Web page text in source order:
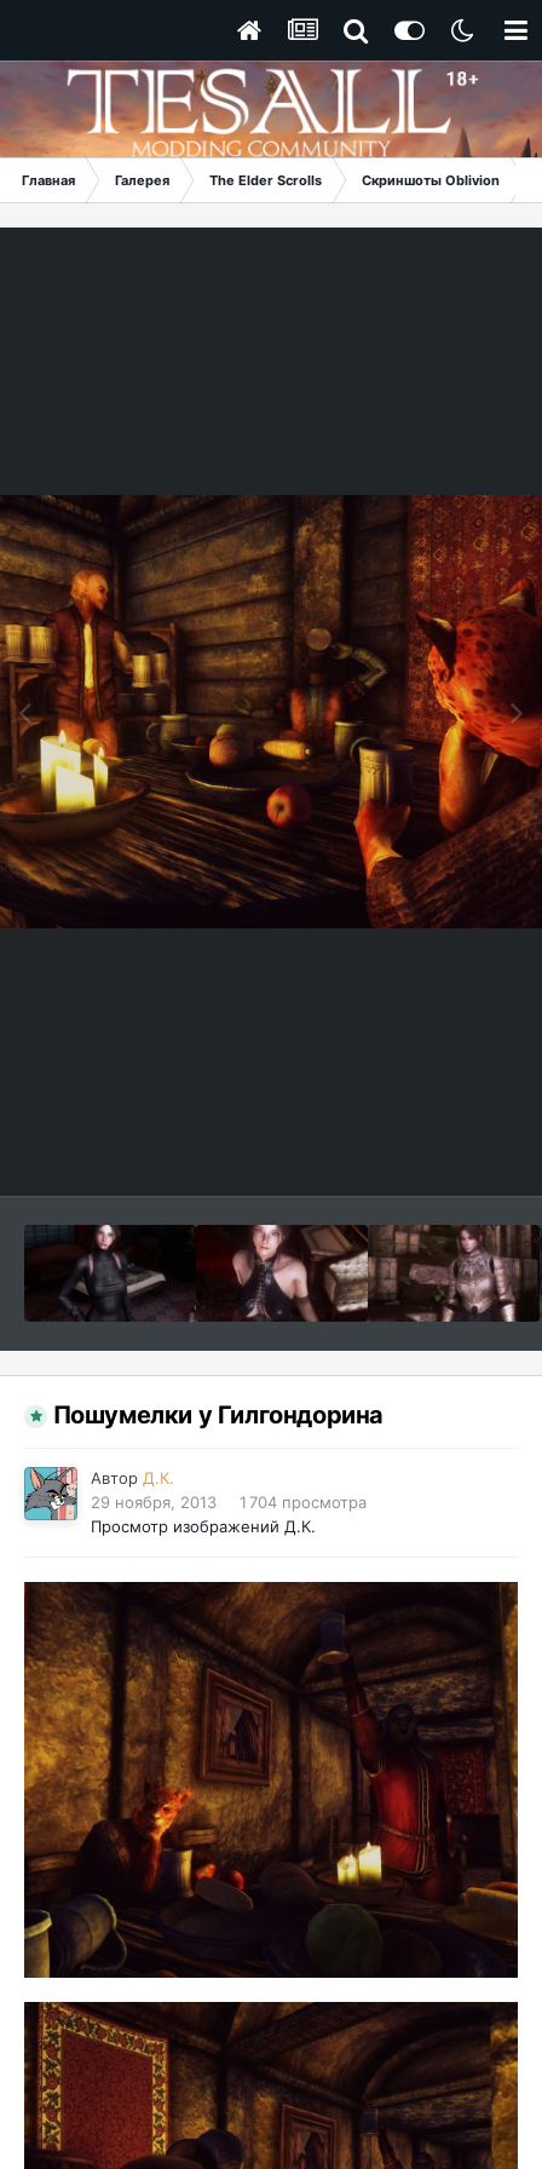
Главная Галерея The Elder Scrolls Скриншоты Oblivion
Пошумелки у Гилгондорина
Автор Д.К.
29 ноября, 2013
1 704 просмотра
Просмотр изображений Д.К.